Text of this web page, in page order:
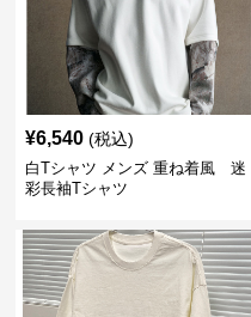
¥6,540 (税込)
白Tシャツ メンズ 重ね着風 迷
彩長袖Tシャツ